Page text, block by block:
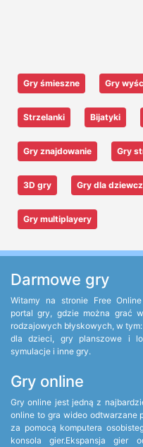
Gry śmieszne Gry
Strzelanki Bijatyki
Gry znajdowanie Gry
3D gry Gry dla
Gry multiplayery
Darmowe gry
Witamy na stronie Free Online
portal gry, gdzie można grać
rodzajowych błyskowych, w
dla dzieci, gry planszowe i
symulacje i inne gry.
Gry online
Gry online jest jedną z
online to gra wideo odtwarzane
za pomocą komputera
konsola gier.Ekspansja gier